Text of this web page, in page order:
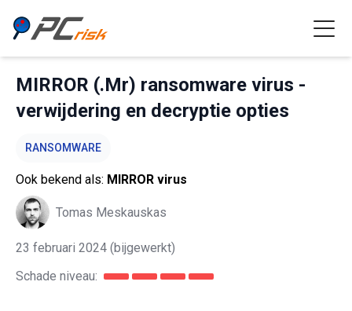
MIRROR (.Mr) ransomware virus -
verwijdering en decryptie opties
RANSOMWARE
Ook bekend als: MIRROR virus
Tomas Meskauskas
23 februari 2024 (bijgewerkt)
Schade niveau: